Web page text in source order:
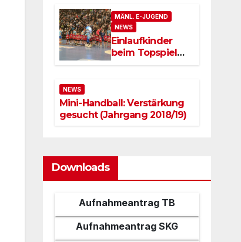
MÄNL. E-JUGEND
NEWS
Einlaufkinder
beim Topspiel
TVB Stuttgart vs.
Magdeburg
NEWS
Mini-Handball: Verstärkung
gesucht (Jahrgang 2018/19)
Downloads
Aufnahmeantrag TB
Gaisburg
Aufnahmeantrag SKG